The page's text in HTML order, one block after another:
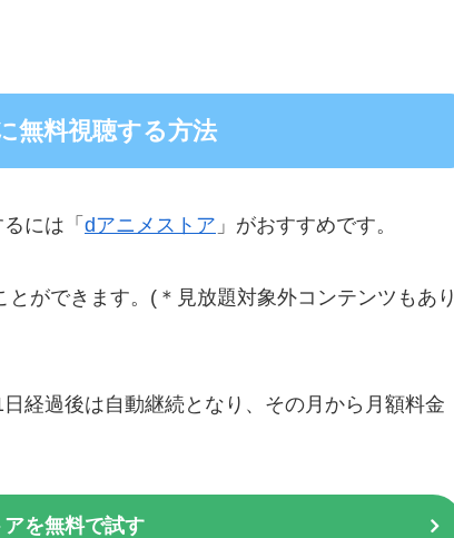
無料視聴する方法
には「 dアニメストア 」がおすすめです。
ができます。(＊見放題対象外コンテンツもあり
経過後は自動継続となり、その月から月額料金
を無料で試す